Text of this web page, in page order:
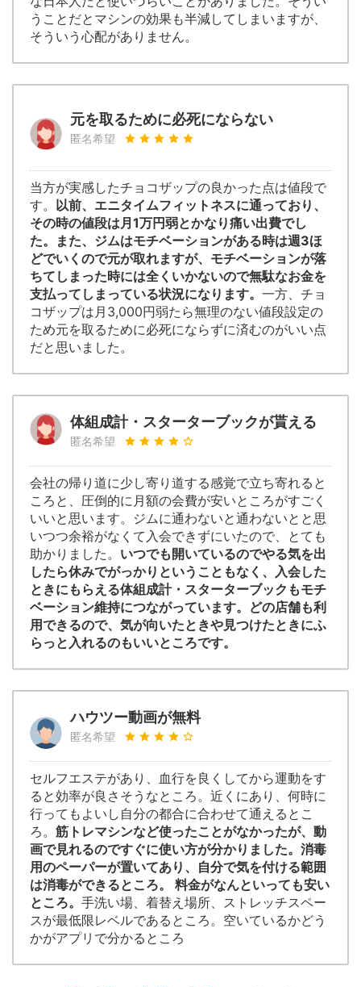
うことだとマシンの効果も半減してしまいますが、
そういう心配がありません。
元を取るために必死にならない
匿名希望
当方が実感したチョコザップの良かった点は値段で
す。 以前、エニタイムフィットネスに通っており、
その時の値段は月1万円弱とかなり痛い出費でし
た。また、ジムはモチベーションがある時は週3ほ
どでいくので元が取れますが、モチベーションが落
ちてしまった時には全くいかないので無駄なお金を
支払ってしまっている状況になります。 一方、チョ
コザップは月3,000円弱たら無理のない値段設定の
ため元を取るために必死にならずに済むのがいい点
だと思いました。
体組成計・スターターブックが貰える
匿名希望
会社の帰り道に少し寄り道する感覚で立ち寄れると
ころと、圧倒的に月額の会費が安いところがすごく
いいと思います。ジムに通わないと通わないとと思
いつつ余裕がなくて入会できずにいたので、とても
助かりました。 いつでも開いているのでやる気を出
したら休みでがっかりということもなく、入会した
ときにもらえる体組成計・スターターブックもモチ
ベーション維持につながっています。どの店舗も利
用できるので、気が向いたときや見つけたときにふ
らっと入れるのもいいところです。
ハウツー動画が無料
匿名希望
セルフエステがあり、血行を良くしてから運動をす
ると効率が良さそうなところ。近くにあり、何時に
行ってもよいし自分の都合に合わせて通えるとこ
ろ。 筋トレマシンなど使ったことがなかったが、動
画で見れるのですぐに使い方が分かりました。消毒
用のペーパーが置いてあり、自分で気を付ける範囲
は消毒ができるところ。 料金がなんといっても安い
ところ。 手洗い場、着替え場所、ストレッチスペー
スが最低限レベルであるところ。空いているかどう
かがアプリで分かるところ